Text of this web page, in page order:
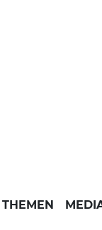
THEMEN